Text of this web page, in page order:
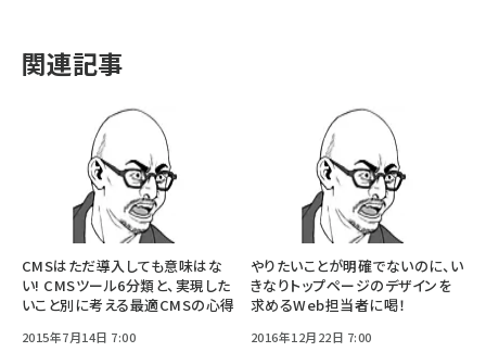
関連記事
CMSはただ導入しても意味はな
い! CMSツール6分類と、実現した
いこと別に考える最適CMSの心得
2015年7月14日 7:00
やりたいことが明確でないのに、い
きなりトップページのデザインを
求めるWeb担当者に喝！
2016年12月22日 7:00